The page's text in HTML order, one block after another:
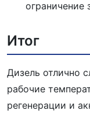
ограничение
Итог
Дизель отлично
рабочие
регенерации и